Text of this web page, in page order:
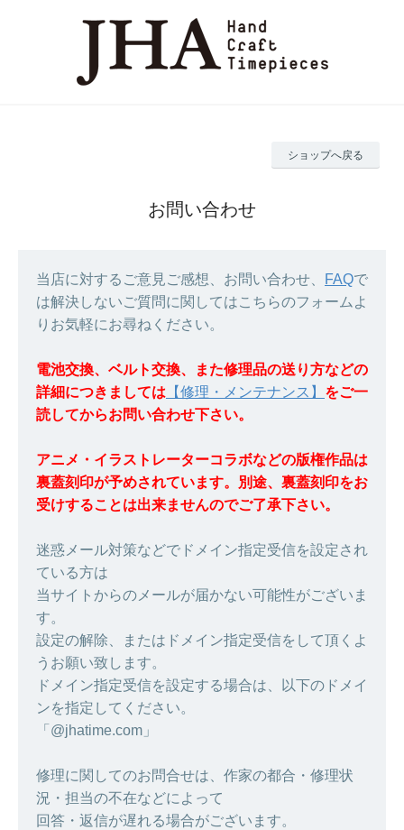
ショップへ戻る
お問い合わせ
当店に対するご意見ご感想、お問い合わせ、 FAQで
は解決しないご質問に関してはこちらのフォームよ
りお気軽にお尋ねください。
電池交換、ベルト交換、また修理品の送り方などの
詳細につきましては 【修理・メンテナンス】 をご一
読してからお問い合わせ下さい。
アニメ・イラストレーターコラボなどの版権作品は
裏蓋刻印が予めされています。別途、裏蓋刻印をお
受けすることは出来ませんのでご了承下さい。
迷惑メール対策などでドメイン指定受信を設定され
ている方は
当サイトからのメールが届かない可能性がございま
す。
設定の解除、またはドメイン指定受信をして頂くよ
うお願い致します。
ドメイン指定受信を設定する場合は、以下のドメイ
ンを指定してください。
「@jhatime.com」
修理に関してのお問合せは、作家の都合・修理状
況・担当の不在などによって
回答・返信が遅れる場合がございます。